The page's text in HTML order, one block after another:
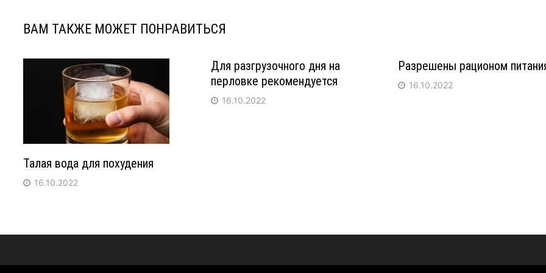
ВАМ ТАКЖЕ МОЖЕТ ПОНРАВИТЬСЯ
Талая вода для похудения
16.10.2022
Для разгрузочного дня на
перловке рекомендуется
16.10.2022
Разрешены рационом
16.10.2022